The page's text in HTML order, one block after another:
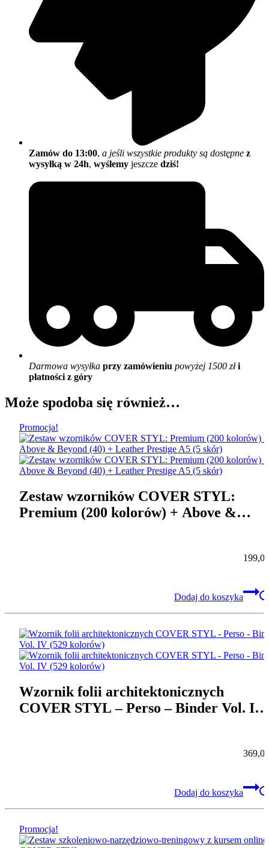
Zamów do 13:00, a jeśli wszystkie produkty są dostępne z
wysyłką w 24h, wyślemy jeszcze dziś!
Darmowa wysyłka przy zamówieniu powyżej 1500 złi
płatności z góry
Może spodoba się również…
Promocja!
Zestaw wzorników COVER STYL:
Premium (200 kolorów) + Above &
Dodaj do koszyka
Wzornik folii architektonicznych
COVER STYL – Perso – Binder Vol. IV
Dodaj do koszyka
Promocja!